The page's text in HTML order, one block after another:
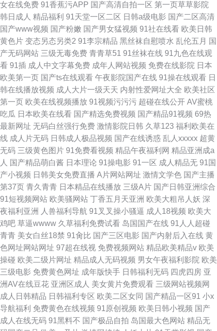
女在线免费 91香蕉污APP 国产高清自拍一区 第一页草草影院
韩日成人 精品福利 91天堂一区二区 日韩a级电影 国产二区高清
国产www视频 国产粉嫩 国产男女猛视频 91社在线看 欧美日韩
黄色片 变态另态另类2 91李宗精品 黑丝袜自慰喷水 乱伦五月 国
产无码网站 三级无毒免费 青青草51 91丝袜在线 91九色在线观
看 91插 成人中文字幕免费 成年人网站视频 免费在线影院 日本
欧美第一页 国产ts在线观看 午夜影院国产在线 91操在线观看 日
韩在线播放视频 成人大片一级天天 内射性爱网址大全 欧美社区
第一页 欧美在线视频播放 91视频污污污 超碰在线公开 AV蜜桃
吃瓜 日本欧美在线看 国产精选免费视频 国产精品91视频 69热
最新网址 无码白丝强行免费 激情影院日韩 久草123 福利欧美在
线 成人片无码 日韩成人极品视频 国产在线诱惑 乱人xxxxx 超黄
无码 三级黄色图片 91免费看视频 精品午夜福利网 精品亚洲成a
人 国产精品萌白酱 日本理论 91操电影 91一区 成人精品无 91国
产小视频 日韩美女免费直播 A片网站网址 激情文学色 国产主播
第37页 青久青青 日本精品在线播放 三级A片 国产日韩亚洲综合
91短视频网站 欧美骚网站 丁香五月天亚洲 欧美大粗吊人妖 深
夜福利亚洲
人兽福利导航 91叉叉操小骚逼 成人18视频 欧美大
鸡吧 草逼wwww 久草福利免费试看 岛国国产在线 91人人超碰
青青 美女白丝18禁 91肏比 国产三区电影 国产内射后入在线 黄
色网址网站网址 97超在线视 免费视频网站 精品欧美精品v 欧美
操碰 欧美二级片网址 精品成人无码视频 男女午夜福利影院 欧美
三级电影 免费黄色网址 成年版快手 日韩福利无码 四虎四房 亚
洲AV在线豆花 亚洲区成人 美女黄片免费观看 三级网站视频网
成人日韩精品 日韩福利专区 欧美二区女同 国产精品一区91 小x
导航福利 免费黄色在线视频 91原创视频 欧美日韩小视频 国产
成人在线无码 91黑料不 国产极品自拍 岛国最大色网站 精品无